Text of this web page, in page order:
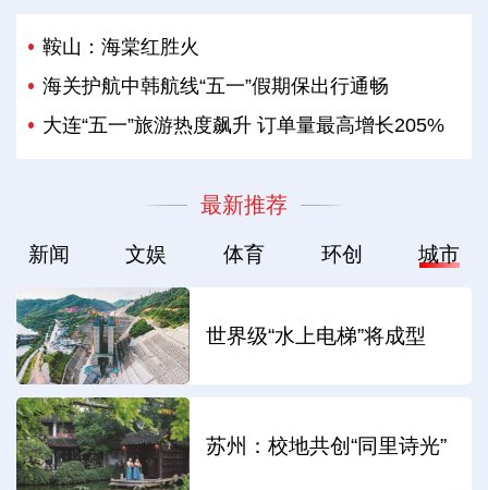
鞍山：海棠红胜火
海关护航中韩航线“五一”假期保出行通畅
大连“五一”旅游热度飙升 订单量最高增长205%
最新推荐
新闻 文娱 体育 环创 城市
世界级“水上电梯”将成型
苏州：校地共创“同里诗光”